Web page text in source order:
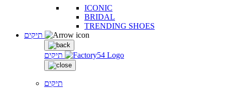
ICONIC
BRIDAL
TRENDING SHOES
תיקים
תיקים